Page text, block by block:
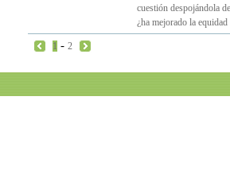
cuestión despojándola
¿ha mejorado la
1 - 2